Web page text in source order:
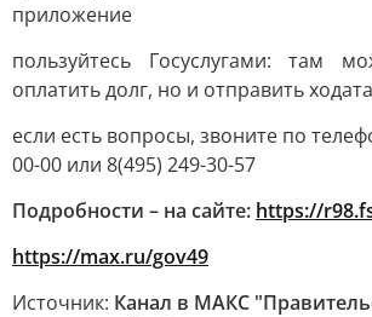
приложение
пользуйтесь Госуслугами: там
оплатить долг, но и отправить
если есть вопросы, звоните по
00-00 или 8(495) 249-30-57
Подробности – на сайте: https://
https://max.ru/gov49
Источник: Канал в МАКС